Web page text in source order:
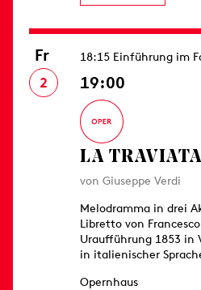
Fr
2
18:15 Einführung im
19:00
LA TRAVIATA
von Giuseppe Verdi
Melodramma in drei
Libretto von
Uraufführung 1853 in
in italienischer
Opernhaus